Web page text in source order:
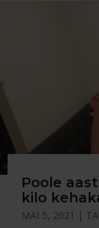
Poole
kilo
MAI 5, 2021 |